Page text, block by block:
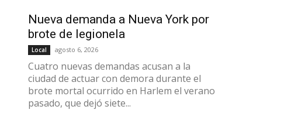
Nueva demanda a Nueva York por
brote de legionela
Local agosto 6, 2026
Cuatro nuevas demandas acusan a la
ciudad de actuar con demora durante el
brote mortal ocurrido en Harlem el verano
pasado, que dejó siete...